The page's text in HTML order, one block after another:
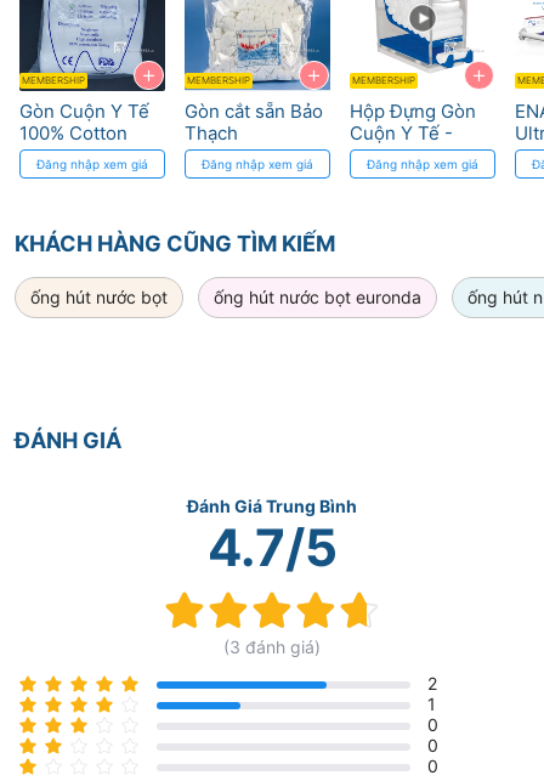
+
MEMBERSHIP
Gòn Cuộn Y Tế
100% Cotton
Tinh Khiết 15
Cuộn
Đăng nhập xem giá
+
MEMBERSHIP
Gòn cắt sẵn Bảo
Thạch
Đăng nhập xem giá
+
MEMBERSHIP
Hộp Đựng Gòn
Cuộn Y Tế -
Thiết Kế An
Toàn, Dễ Sử
Đăng nhập xem giá
-
KHÁCH HÀNG CŨNG TÌM KIẾM
ống hút nước bọt ống hút nước bọt euronda ống hút
ĐÁNH GIÁ
Đánh Giá Trung Bình
4.7/5
(3 đánh giá)
2
1
0
0
0